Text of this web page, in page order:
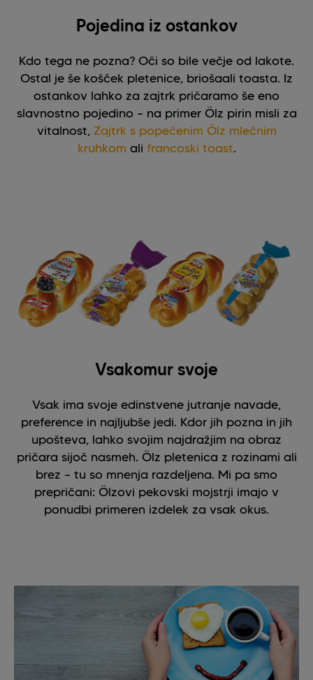
Pojedina iz ostankov
Kdo tega ne pozna? Oči so bile večje od lakote.
Ostal je še košček pletenice, briošaali toasta. Iz
ostankov lahko za zajtrk pričaramo še eno
slavnostno pojedino – na primer Ölz pirin misli za
vitalnost, Zajtrk s popečenim Ölz mlečnim
kruhkom ali francoski toast.
Vsakomur svoje
Vsak ima svoje edinstvene jutranje navade,
preference in najljubše jedi. Kdor jih pozna in jih
upošteva, lahko svojim najdražjim na obraz
pričara sijoč nasmeh. Ölz pletenica z rozinami ali
brez – tu so mnenja razdeljena. Mi pa smo
prepričani: Ölzovi pekovski mojstrji imajo v
ponudbi primeren izdelek za vsak okus.